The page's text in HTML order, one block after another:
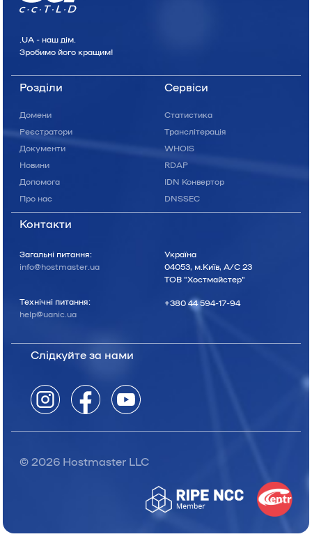
.UA - наш дiм.
Зробимо його кращим!
Розділи
Домени
Реєстратори
Документи
Новини
Допомога
Про нас
Сервіси
Статистика
Транслітерація
WHOIS
RDAP
IDN Конвертор
DNSSEC
Контакти
Загальні питання:
info@hostmaster.ua
Технічні питання:
help@uanic.ua
Україна
04053, м.Київ, А/С 23
ТОВ "Хостмайстер"
+380 44 594-17-94
Слідкуйте за нами
© 2026 Hostmaster LLC